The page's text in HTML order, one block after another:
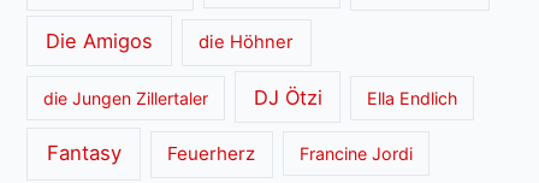
Die Amigos die Höhner
die Jungen Zillertaler DJ Ötzi Ella Endlich
Fantasy Feuerherz Francine Jordi